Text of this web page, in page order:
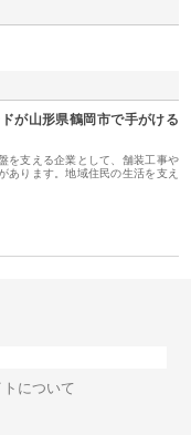
が山形県鶴岡市で手がける
を支える企業として、舗装工事や
あります。地域住民の生活を支え
トについて